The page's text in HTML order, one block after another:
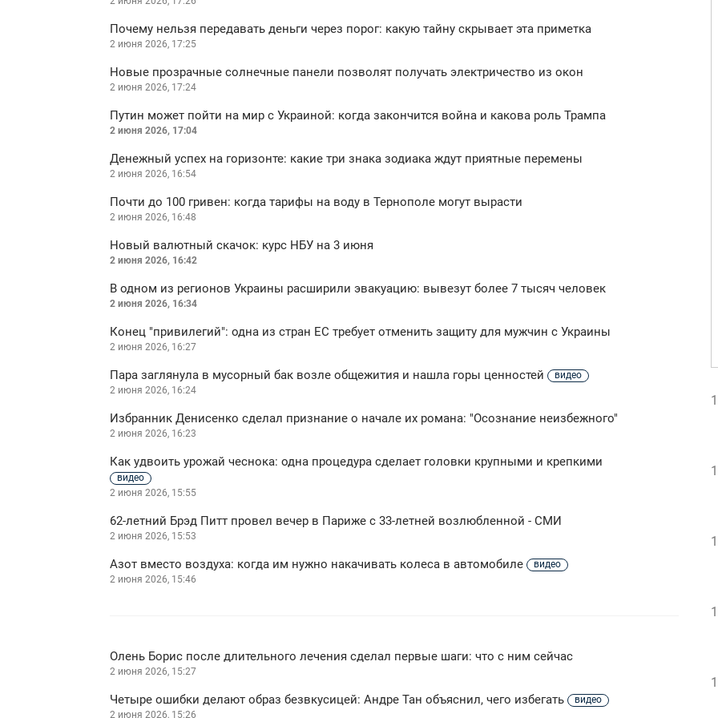
Почему нельзя передавать деньги через порог: какую тайну скрывает эта приметка
2 июня 2026, 17:25
Новые прозрачные солнечные панели позволят получать электричество из окон
2 июня 2026, 17:24
Путин может пойти на мир с Украиной: когда закончится война и какова роль Трампа
2 июня 2026, 17:04
Денежный успех на горизонте: какие три знака зодиака ждут приятные перемены
2 июня 2026, 16:54
Почти до 100 гривен: когда тарифы на воду в Тернополе могут вырасти
2 июня 2026, 16:48
Новый валютный скачок: курс НБУ на 3 июня
2 июня 2026, 16:42
В одном из регионов Украины расширили эвакуацию: вывезут более 7 тысяч человек
2 июня 2026, 16:34
Конец "привилегий": одна из стран ЕС требует отменить защиту для мужчин с Украины
2 июня 2026, 16:27
Пара заглянула в мусорный бак возле общежития и нашла горы ценностей
видео
2 июня 2026, 16:24
Избранник Денисенко сделал признание о начале их романа: "Осознание неизбежного"
2 июня 2026, 16:23
Как удвоить урожай чеснока: одна процедура сделает головки крупными и крепкими
видео
2 июня 2026, 15:55
62-летний Брэд Питт провел вечер в Париже с 33-летней возлюбленной - СМИ
2 июня 2026, 15:53
Азот вместо воздуха: когда им нужно накачивать колеса в автомобиле
видео
2 июня 2026, 15:46
Олень Борис после длительного лечения сделал первые шаги: что с ним сейчас
2 июня 2026, 15:27
Четыре ошибки делают образ безвкусицей: Андре Тан объяснил, чего избегать
видео
2 июня 2026, 15:26